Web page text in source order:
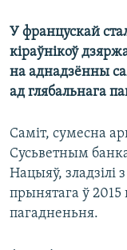
У францускай
кіраўнікоў
на аднадзённы
ад глябальнага
Саміт, сумесна
Сусьветным
Нацыяў, зладзілі
прынятага ў 2015
пагадненьня.